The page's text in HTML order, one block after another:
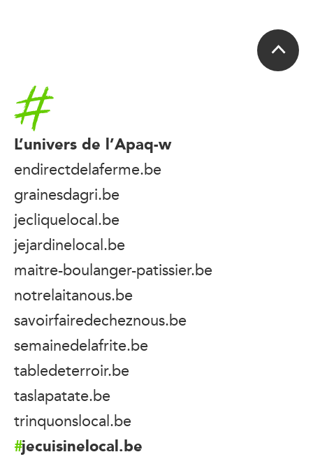
Accueil
L’univers de l’Apaq-w
endirectdelaferme.be
grainesdagri.be
jecliquelocal.be
jejardinelocal.be
maitre-boulanger-patissier.be
notrelaitanous.be
savoirfairedecheznous.be
semainedelafrite.be
tabledeterroir.be
taslapatate.be
trinquonslocal.be
jecuisinelocal.be